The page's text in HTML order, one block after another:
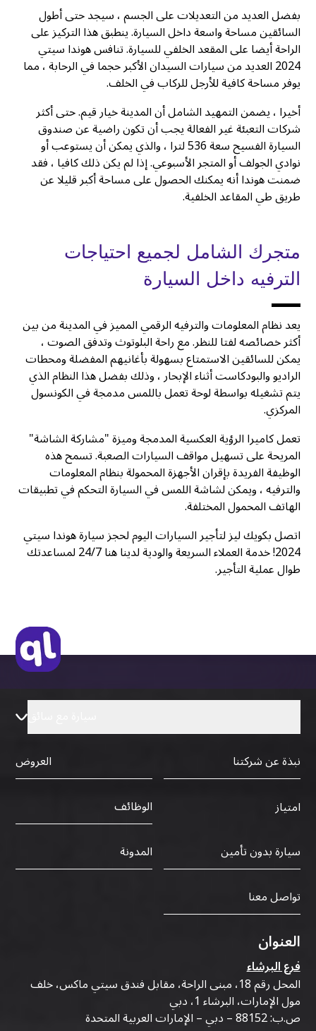
بفضل العديد من التعديلات على الجسم ، سيجد حتى أطول
السائقين مساحة واسعة داخل السيارة. ينطبق هذا التركيز على
الراحة أيضا على المقعد الخلفي للسيارة. تنافس هوندا سيتي
2024 العديد من سيارات السيدان الأكبر حجما في الرحابة ، مما
يوفر مساحة كافية للأرجل للركاب في الخلف.
أخيرا ، يضمن التمهيد الشامل أن المدينة خيار قيم. حتى أكثر
شركات التعبئة غير الفعالة يجب أن تكون راضية عن صندوق
السيارة الفسيح سعة 536 لترا ، والذي يمكن أن يستوعب أو
نوادي الجولف أو المتجر الأسبوعي. إذا لم يكن ذلك كافيا ، فقد
ضمنت هوندا أنه يمكنك الحصول على مساحة أكبر قليلا عن
طريق طي المقاعد الخلفية.
متجرك الشامل لجميع احتياجات
الترفيه داخل السيارة
يعد نظام المعلومات والترفيه الرقمي المميز في المدينة من بين
أكثر خصائصه لفتا للنظر. مع راحة البلوتوث وتدفق الصوت ،
يمكن للسائقين الاستمتاع بسهولة بأغانيهم المفضلة ومحطات
الراديو والبودكاست أثناء الإبحار ، وذلك بفضل هذا النظام الذي
يتم تشغيله بواسطة لوحة تعمل باللمس مدمجة في الكونسول
المركزي.
تعمل كاميرا الرؤية العكسية المدمجة وميزة "مشاركة الشاشة"
المريحة على تسهيل مواقف السيارات الصعبة. تسمح هذه
الوظيفة الفريدة بإقران الأجهزة المحمولة بنظام المعلومات
والترفيه ، ويمكن لشاشة اللمس في السيارة التحكم في تطبيقات
الهاتف المحمول المختلفة.
اتصل بكويك ليز لتأجير السيارات اليوم لحجز سيارة هوندا سيتي
2024! خدمة العملاء السريعة والودية لدينا هنا 24/7 لمساعدتك
طوال عملية التأجير.
نبذة عن شركتنا
العروض
امتياز
الوظائف
سيارة بدون تأمين
المدونة
تواصل معنا
العنوان
فرع البرشاء
المحل رقم 18، مبنى الراحة، مقابل فندق سيتي ماكس، خلف
مول الإمارات، البرشاء 1، دبي
ص.ب: 88152 – دبي – الإمارات العربية المتحدة